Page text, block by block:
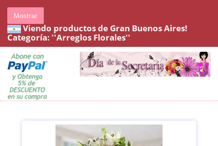
Mostrar
Viendo productos de Gran Buenos Aires!
Categoría: ''Arreglos Florales''